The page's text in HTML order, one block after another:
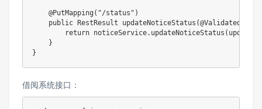
@PutMapping ( "/status" )
public
RestResult updateNoticeStatus (@Validated
return noticeService. updateNoticeStatus (
}
}
借阅系统接口：